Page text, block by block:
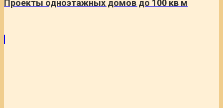
Проекты одноэтажных домов до 100 кв м